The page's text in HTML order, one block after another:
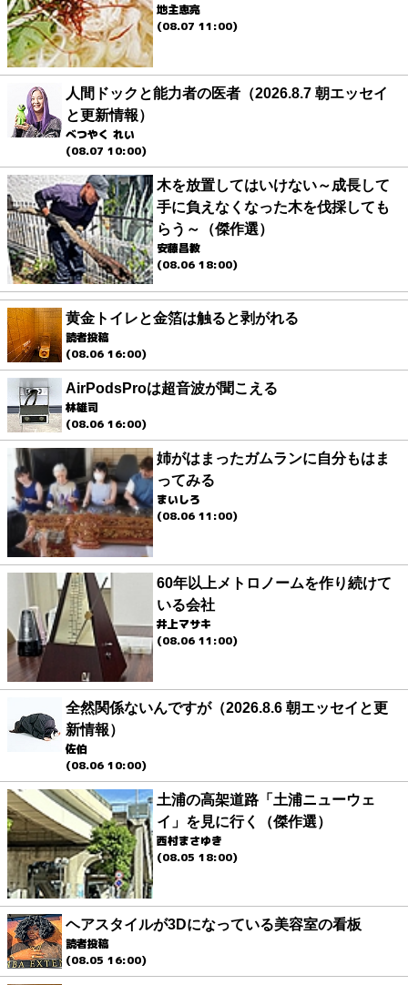
地主恵亮
(08.07 11:00)
人間ドックと能力者の医者（2026.8.7 朝エッセイ
と更新情報）
べつやく れい
(08.07 10:00)
木を放置してはいけない～成長して
手に負えなくなった木を伐採しても
らう～（傑作選）
安藤昌教
(08.06 18:00)
黄金トイレと金箔は触ると剥がれる
読者投稿
(08.06 16:00)
AirPodsProは超音波が聞こえる
林雄司
(08.06 16:00)
姉がはまったガムランに自分もはま
ってみる
まいしろ
(08.06 11:00)
60年以上メトロノームを作り続けて
いる会社
井上マサキ
(08.06 11:00)
全然関係ないんですが（2026.8.6 朝エッセイと更
新情報）
佐伯
(08.06 10:00)
土浦の高架道路「土浦ニューウェ
イ」を見に行く（傑作選）
西村まさゆき
(08.05 18:00)
ヘアスタイルが3Dになっている美容室の看板
読者投稿
(08.05 16:00)